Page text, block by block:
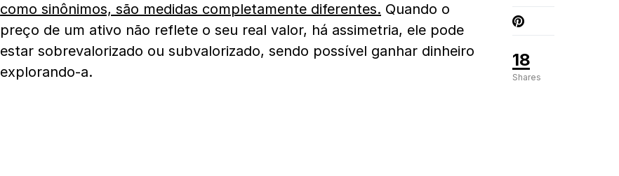
18
Shares
como sinônimos, são medidas completamente diferentes. Quando o
preço de um ativo não reflete o seu real valor, há assimetria, ele pode
estar sobrevalorizado ou subvalorizado, sendo possível ganhar dinheiro
explorando-a.